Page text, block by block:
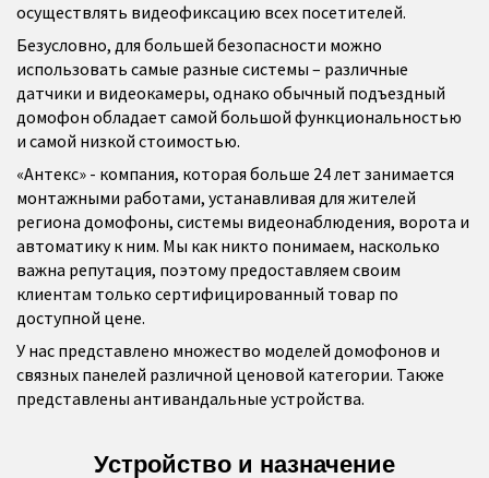
осуществлять видеофиксацию всех посетителей.
Безусловно, для большей безопасности можно
использовать самые разные системы – различные
датчики и видеокамеры, однако обычный подъездный
домофон обладает самой большой функциональностью
и самой низкой стоимостью.
«Антекс» - компания, которая больше 24 лет занимается
монтажными работами, устанавливая для жителей
региона домофоны, системы видеонаблюдения, ворота и
автоматику к ним. Мы как никто понимаем, насколько
важна репутация, поэтому предоставляем своим
клиентам только сертифицированный товар по
доступной цене.
У нас представлено множество моделей домофонов и
связных панелей различной ценовой категории. Также
представлены антивандальные устройства.
Устройство и назначение